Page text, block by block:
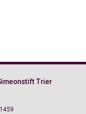
Trier